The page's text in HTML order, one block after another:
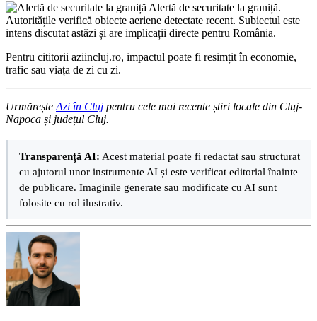
Alertă de securitate la graniță.
Autoritățile verifică obiecte aeriene detectate recent. Subiectul este
intens discutat astăzi și are implicații directe pentru România.
Pentru cititorii aziincluj.ro, impactul poate fi resimțit în economie,
trafic sau viața de zi cu zi.
Urmărește Azi în Cluj pentru cele mai recente știri locale din Cluj-
Napoca și județul Cluj.
Transparență AI: Acest material poate fi redactat sau structurat
cu ajutorul unor instrumente AI și este verificat editorial înainte
de publicare. Imaginile generate sau modificate cu AI sunt
folosite cu rol ilustrativ.